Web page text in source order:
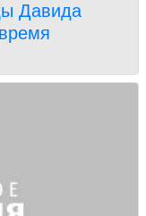
Давида